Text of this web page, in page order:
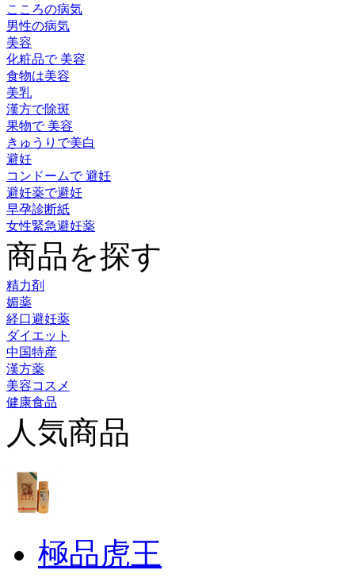
こころの病気
男性の病気
美容
化粧品で 美容
食物は美容
美乳
漢方で除斑
果物で 美容
きゅうりで美白
避妊
コンドームで 避妊
避妊薬で避妊
早孕診断紙
女性緊急避妊薬
商品を探す
精力剤
媚薬
経口避妊薬
ダイエット
中国特産
漢方薬
美容コスメ
健康食品
人気商品
極品虎王